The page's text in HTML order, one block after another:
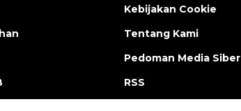
Kebijakan Cookie
Tentang Kami
Pedoman Media Siber
RSS